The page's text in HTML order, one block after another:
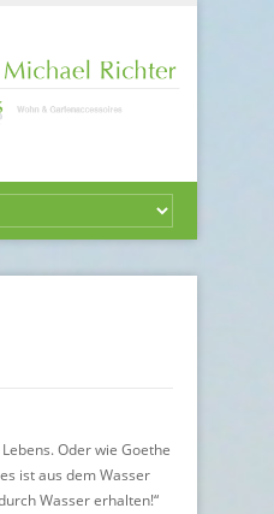
Oder wie Goethe
ist aus dem Wasser
Wasser erhalten!“